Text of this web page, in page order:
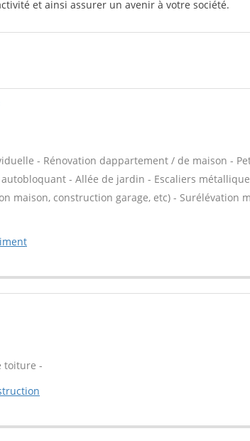
et ainsi assurer un avenir à votre société.
- Rénovation dappartement / de maison -
autobloquant - Allée de jardin - Escaliers
maison, construction garage, etc) - Surélévation
toiture -